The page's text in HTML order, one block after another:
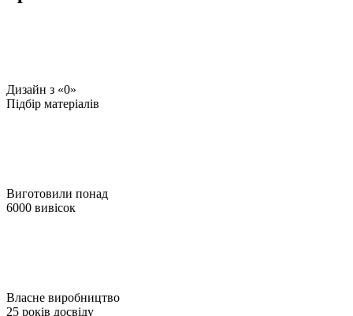
Дизайн з «0»
Підбір матеріалів
Виготовили понад
6000 вивісок
Власне виробництво
25 років досвіду